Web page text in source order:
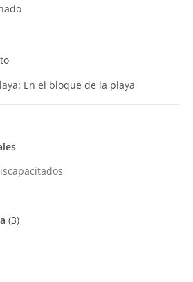
En el bloque de la playa
(3)